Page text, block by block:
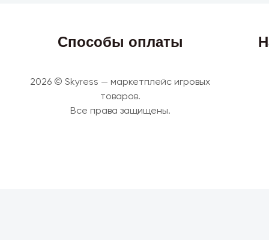
Способы оплаты
2026 © Skyress — маркетплейс игровых
товаров.
Все права защищены.